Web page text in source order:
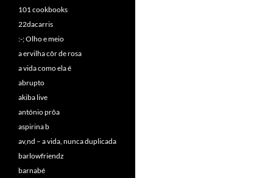
101 cookbooks
22dacarris
:-; Olho e meio
a ervilha côr de rosa
a vida como ela é
abrupto
akiba live
antónio prôa
aspirina b
av,nd – a vida, nunca duplicada
barlowfriendz
barnabé